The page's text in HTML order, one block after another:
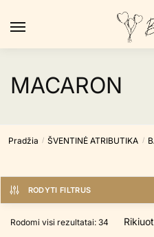
MACARON
Pradžia / ŠVENTINĖ ATRIBUTIKA /
RODYTI FILTRUS
Rodomi visi rezultatai: 34 Rūšiuojama